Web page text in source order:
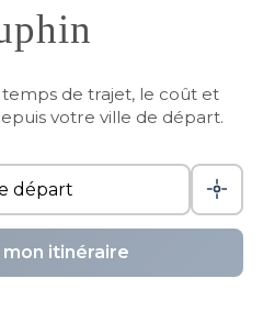
temps de trajet, le coût et
votre ville de départ.
mon itinéraire